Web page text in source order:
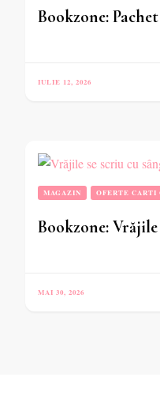
Bookzone:
IULIE 12, 2026
MAGAZIN OFERTE CARTI
Bookzone:
MAI 30, 2026